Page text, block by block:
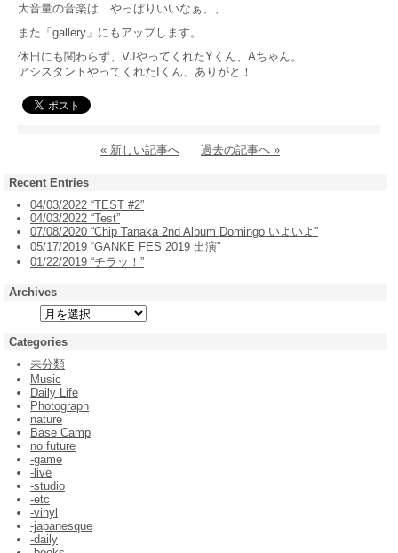
大音量の音楽は やっぱりいいなぁ、、
また「gallery」にもアップします。
休日にも関わらず、VJやってくれたYくん、Aちゃん。
アシスタントやってくれたIくん、ありがと！
« 新しい記事へ 過去の記事へ »
Recent Entries
04/03/2022 “TEST #2”
04/03/2022 “Test”
07/08/2020 “Chip Tanaka 2nd Album Domingo いよいよ”
05/17/2019 “GANKE FES 2019 出演”
01/22/2019 “チラッ！”
Archives
Categories
未分類
Music
Daily Life
Photograph
nature
Base Camp
no future
-game
-live
-studio
-etc
-vinyl
-japanesque
-daily